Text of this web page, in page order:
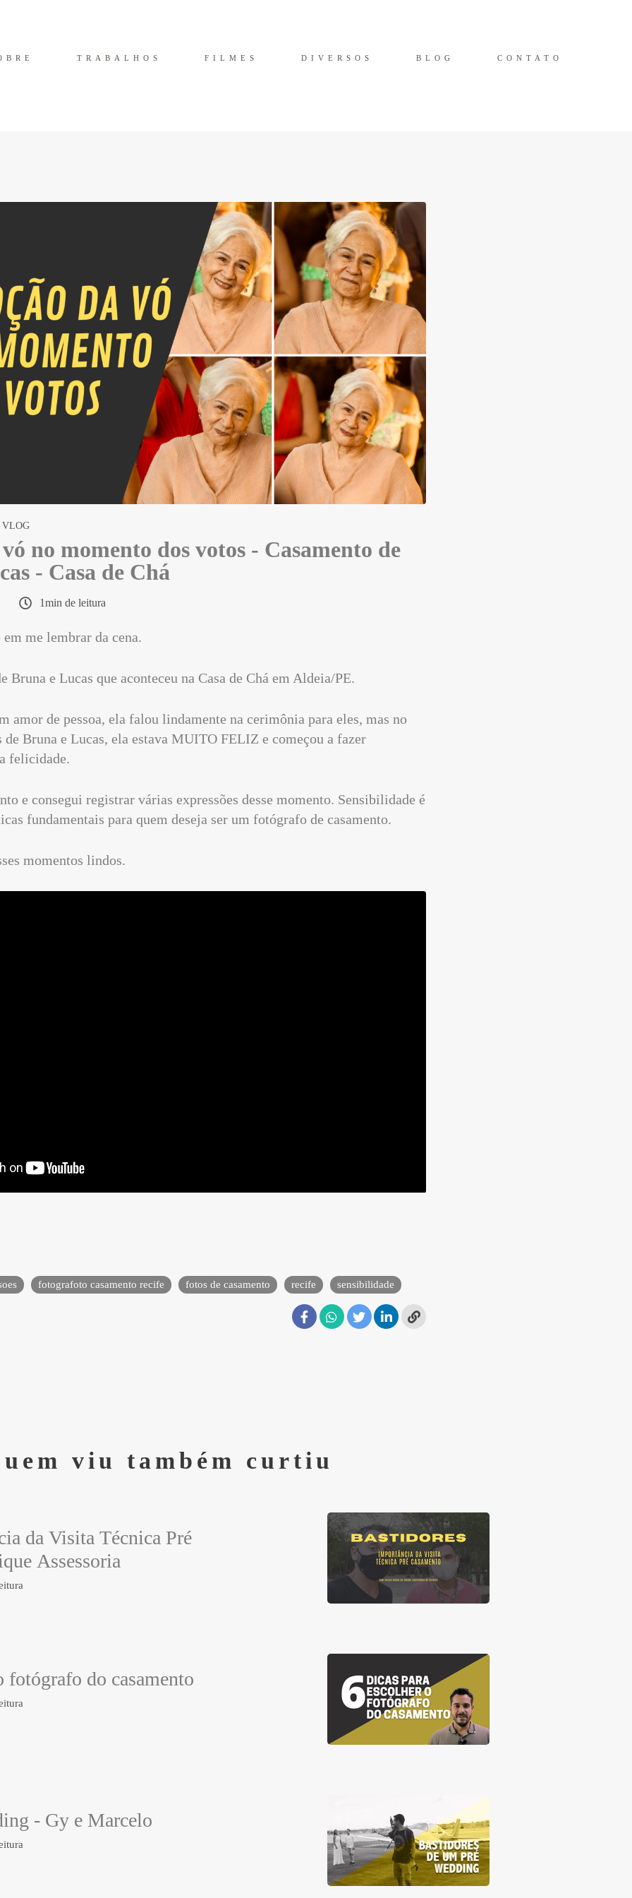
TRABALHOS FILMES DIVERSOS BLOG CONTATO
VLOG
no momento dos votos - Casamento de
- Casa de Chá
1min de leitura
me lembrar da cena.
Bruna e Lucas que aconteceu na Casa de Chá em Aldeia/PE.
amor de pessoa, ela falou lindamente na cerimônia para eles, mas no
de Bruna e Lucas, ela estava MUITO FELIZ e começou a fazer
felicidade.
e consegui registrar várias expressões desse momento. Sensibilidade é
fundamentais para quem deseja ser um fotógrafo de casamento.
momentos lindos.
fotografoto casamento recife fotos de casamento recife sensibilidade
viu também curtiu
da Visita Técnica Pré
Assessoria
fotógrafo do casamento
- Gy e Marcelo